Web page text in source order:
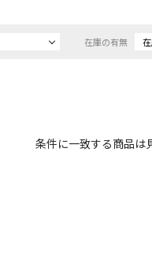
在庫の有無
条件に一致する商品は